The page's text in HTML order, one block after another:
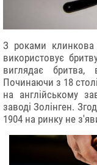
З роками клинкова
використовує
виглядає бритва,
Починаючи з 18
на англійському
заводі Золінген.
1904 на ринку не